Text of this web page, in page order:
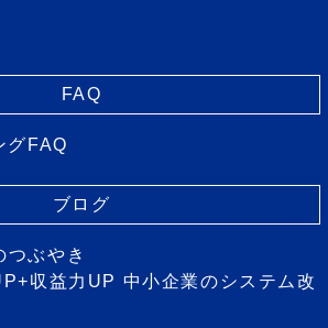
FAQ
グFAQ
ブログ
つぶやき
収益力UP 中小企業のシステム改